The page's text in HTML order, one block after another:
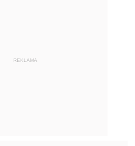
REKLAMA